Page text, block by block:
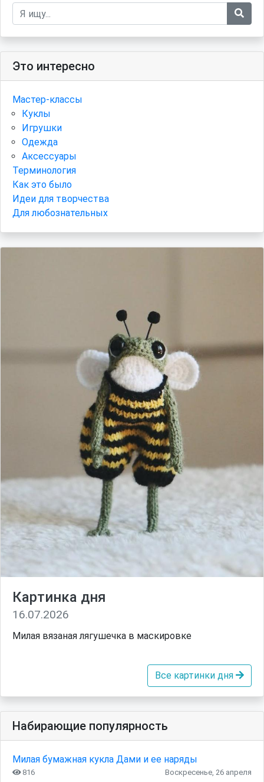
Это интересно
Мастер-классы
Куклы
Игрушки
Одежда
Аксессуары
Терминология
Как это было
Идеи для творчества
Для любознательных
Картинка дня
16.07.2026
Милая вязаная лягушечка в маскировке
Все картинки дня
Набирающие популярность
Милая бумажная кукла Дами и ее наряды
816 Воскресенье, 26 апреля